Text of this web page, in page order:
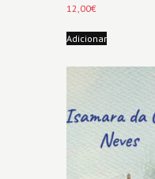
12,00€
Adicionar